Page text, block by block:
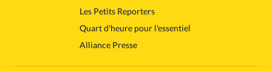
Les Petits Reporters
Quart d'heure pour l'essentiel
Alliance Presse